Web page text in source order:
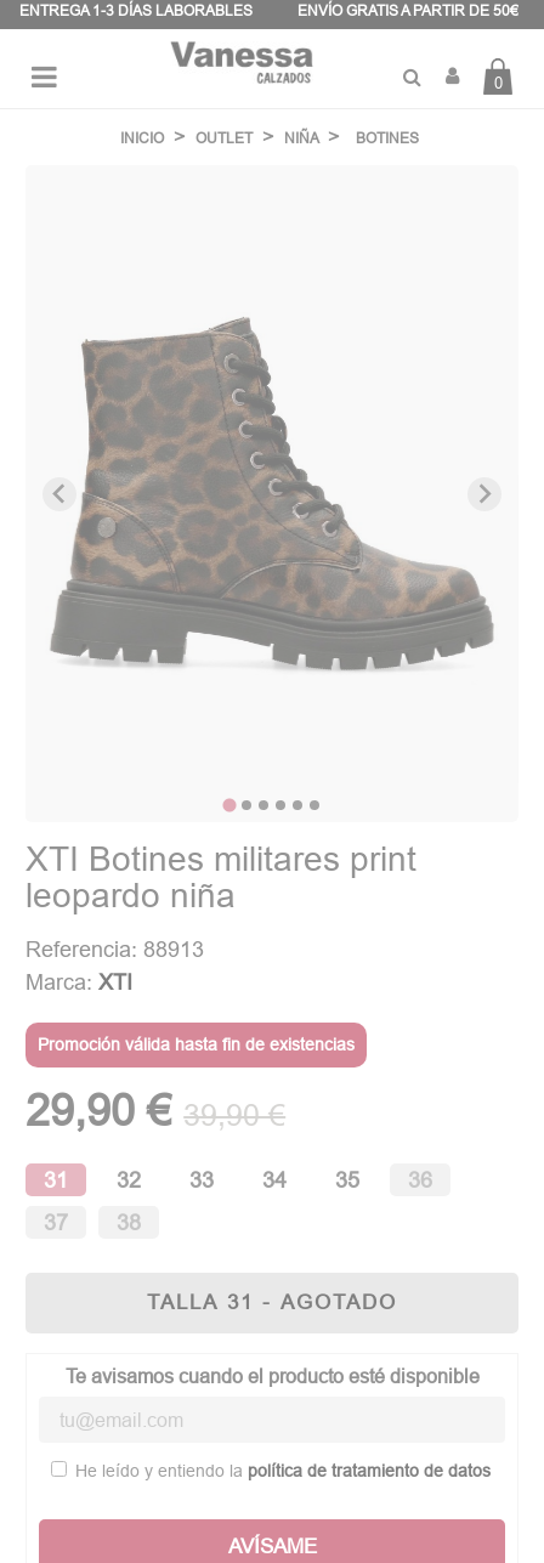
ENTREGA 1-3 DÍAS LABORABLES ENVÍO GRATIS A PARTIR DE 50€
0
INICIO OUTLET NIÑA BOTINES
XTI Botines militares print
leopardo niña
Referencia: 88913
Marca:XTI
Promoción válida hasta fin de existencias
29,90 € 39,90 €
31 32 33 34 35
36
37
38
TALLA 31 - AGOTADO
Te avisamos cuando el producto esté disponible
He leído y entiendo la política de tratamiento de datos
AVÍSAME
Panel de gestión de cookies